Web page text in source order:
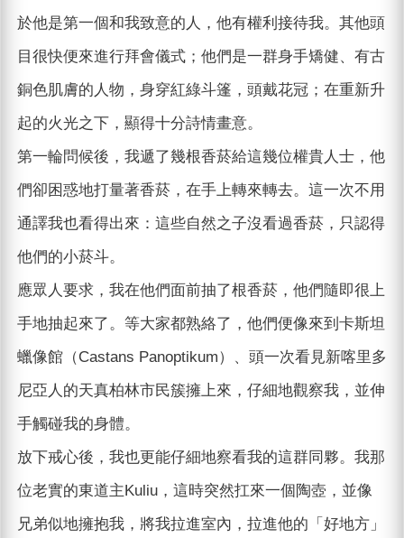
於他是第一個和我致意的人，他有權利接待我。其他頭
目很快便來進行拜會儀式；他們是一群身手矯健、有古
銅色肌膚的人物，身穿紅綠斗篷，頭戴花冠；在重新升
起的火光之下，顯得十分詩情畫意。
第一輪問候後，我遞了幾根香菸給這幾位權貴人士，他
們卻困惑地打量著香菸，在手上轉來轉去。這一次不用
通譯我也看得出來：這些自然之子沒看過香菸，只認得
他們的小菸斗。
應眾人要求，我在他們面前抽了根香菸，他們隨即很上
手地抽起來了。等大家都熟絡了，他們便像來到卡斯坦
蠟像館（Castans Panoptikum）、頭一次看見新喀里多
尼亞人的天真柏林市民簇擁上來，仔細地觀察我，並伸
手觸碰我的身體。
放下戒心後，我也更能仔細地察看我的這群同夥。我那
位老實的東道主Kuliu，這時突然扛來一個陶壺，並像
兄弟似地擁抱我，將我拉進室內，拉進他的「好地方」